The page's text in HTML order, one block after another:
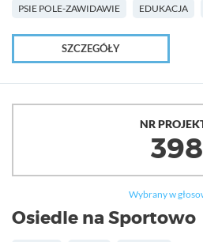
PSIE POLE-ZAWIDAWIE EDUKACJA
SZCZEGÓŁY
NR
398
Wybrany w
Osiedle na Sportowo